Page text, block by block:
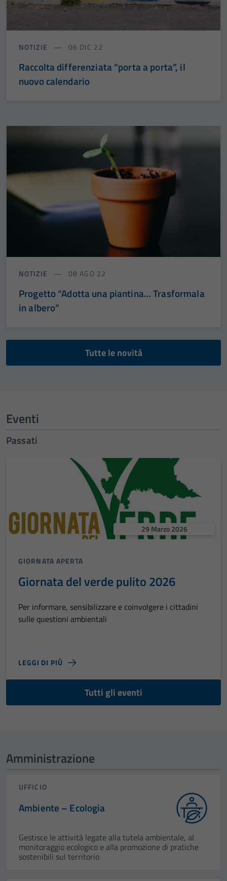
NOTIZIE 06 DIC 22
Raccolta differenziata “porta a porta”, il
nuovo calendario
NOTIZIE 08 AGO 22
Progetto “Adotta una piantina… Trasformala
in albero”
Tutte le novità
Eventi
Passati
29 Marzo 2026
GIORNATA APERTA
Giornata del verde pulito 2026
Per informare, sensibilizzare e coinvolgere i cittadini
sulle questioni ambientali
LEGGI DI PIÙ
Tutti gli eventi
Amministrazione
UFFICIO
Ambiente – Ecologia
Gestisce le attività legate alla tutela ambientale, al
monitoraggio ecologico e alla promozione di pratiche
sostenibili sul territorio